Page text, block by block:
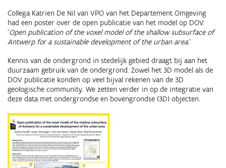
Collega Katrien De Nil van VPO van het Departement Omgeving
had een poster over de open publicatie van het model op DOV:
‘Open publication of the voxel model of the shallow subsurface of
Antwerp for a sustainable development of the urban area.’
Kennis van de ondergrond in stedelijk gebied draagt bij aan het
duurzaam gebruik van de ondergrond. Zowel het 3D model als de
DOV publicatie konden op veel bijval rekenen van de 3D
geologische community. We zetten verder in op de integratie van
deze data met ondergrondse en bovengrondse (3D) objecten.